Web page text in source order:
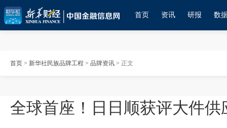
首页 资讯 研报 数
首页 > 新华社民族品牌工程 > 品牌资讯 > 正文
全球首座！日日顺获评大件供